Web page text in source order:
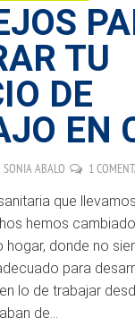
TU
DE
EN
SONIA ABALO 1
que
hemos
hogar, donde no
para
lo de trabajar
de...